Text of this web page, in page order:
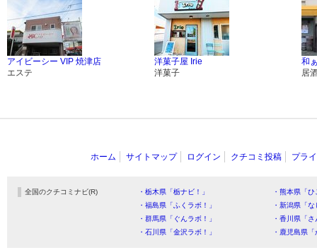
アイビーシー VIP 焼津店
エステ
洋菓子屋 Irie
洋菓子
和
居
ホーム サイトマップ ログイン クチコミ投稿 プラ
全国のクチコミナビ(R) ・栃木県「栃ナビ！」
・熊本県「
・福島県「ふくラボ！」
・新潟県「
・群馬県「ぐんラボ！」
・香川県「
・石川県「金沢ラボ！」
・鹿児島県